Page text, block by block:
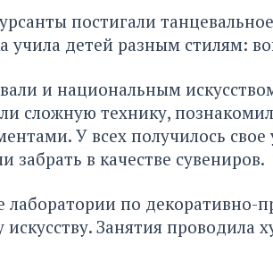
постигали
учила детей разным стилям:
и национальным
сложную технику,
У всех получилось свое
забрать в качестве сувениров.
лаборатории по декоративно-
искусству. Занятия